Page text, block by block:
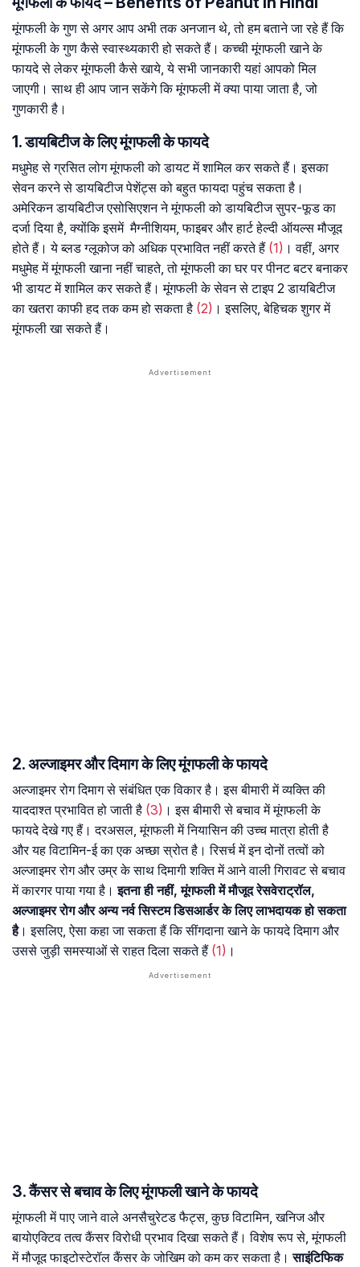
मूंगफली के गुण से अगर आप अभी तक अनजान थे, तो हम बताने जा रहे हैं कि
मूंगफली के गुण कैसे स्वास्थ्यकारी हो सकते हैं। कच्ची मूंगफली खाने के
फायदे से लेकर मूंगफली कैसे खाये, ये सभी जानकारी यहां आपको मिल
जाएगी। साथ ही आप जान सकेंगे कि मूंगफली में क्या पाया जाता है, जो
गुणकारी है।
1. डायबिटीज के लिए मूंगफली के फायदे
मधुमेह से ग्रसित लोग मूंगफली को डायट में शामिल कर सकते हैं। इसका
सेवन करने से डायबिटीज पेशेंट्स को बहुत फायदा पहुंच सकता है।
अमेरिकन डायबिटीज एसोसिएशन ने मूंगफली को डायबिटीज सुपर-फूड का
दर्जा दिया है, क्योंकि इसमें मैग्नीशियम, फाइबर और हार्ट हेल्दी ऑयल्स मौजूद
होते हैं। ये ब्लड ग्लूकोज को अधिक प्रभावित नहीं करते हैं (1) । वहीं, अगर
मधुमेह में मूंगफली खाना नहीं चाहते, तो मूंगफली का घर पर पीनट बटर बनाकर
भी डायट में शामिल कर सकते हैं। मूंगफली के सेवन से टाइप 2 डायबिटीज
का खतरा काफी हद तक कम हो सकता है (2) । इसलिए, बेहिचक शुगर में
मूंगफली खा सकते हैं।
2. अल्जाइमर और दिमाग के लिए मूंगफली के फायदे
अल्जाइमर रोग दिमाग से संबंधित एक विकार है। इस बीमारी में व्यक्ति की
याददाश्त प्रभावित हो जाती है (3) । इस बीमारी से बचाव में मूंगफली के
फायदे देखे गए हैं। दरअसल, मूंगफली में नियासिन की उच्च मात्रा होती है
और यह विटामिन-ई का एक अच्छा स्रोत है। रिसर्च में इन दोनों तत्वों को
अल्जाइमर रोग और उम्र के साथ दिमागी शक्ति में आने वाली गिरावट से बचाव
में कारगर पाया गया है।इतना ही नहीं, मूंगफली में मौजूद रेसवेराट्रॉल,
अल्जाइमर रोग और अन्य नर्व सिस्टम डिसआर्डर के लिए लाभदायक हो सकता
है। इसलिए, ऐसा कहा जा सकता हैं कि सींगदाना खाने के फायदे दिमाग और
उससे जुड़ी समस्याओं से राहत दिला सकते हैं (1) ।
3. कैंसर से बचाव के लिए मूंगफली खाने के फायदे
मूंगफली में पाए जाने वाले अनसैचुरेटड फैट्स, कुछ विटामिन, खनिज और
बायोएक्टिव तत्व कैंसर विरोधी प्रभाव दिखा सकते हैं। विशेष रूप से, मूंगफली
में मौजूद फाइटोस्टेरॉल कैंसर के जोखिम को कम कर सकता है।साइंटिफिक